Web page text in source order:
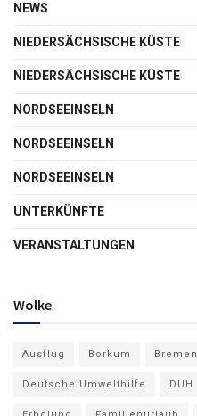
NEWS
NIEDERSÄCHSISCHE KÜSTE
NIEDERSÄCHSISCHE KÜSTE
NORDSEEINSELN
NORDSEEINSELN
NORDSEEINSELN
UNTERKÜNFTE
VERANSTALTUNGEN
Wolke
Ausflug Borkum Bremen
Deutsche Umwelthilfe DUH